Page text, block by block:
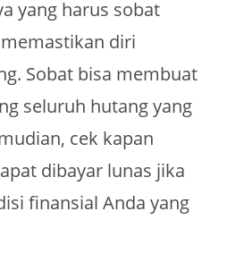
yang harus sobat
diri
Sobat bisa membuat
seluruh hutang yang
cek kapan
dibayar lunas jika
finansial Anda yang